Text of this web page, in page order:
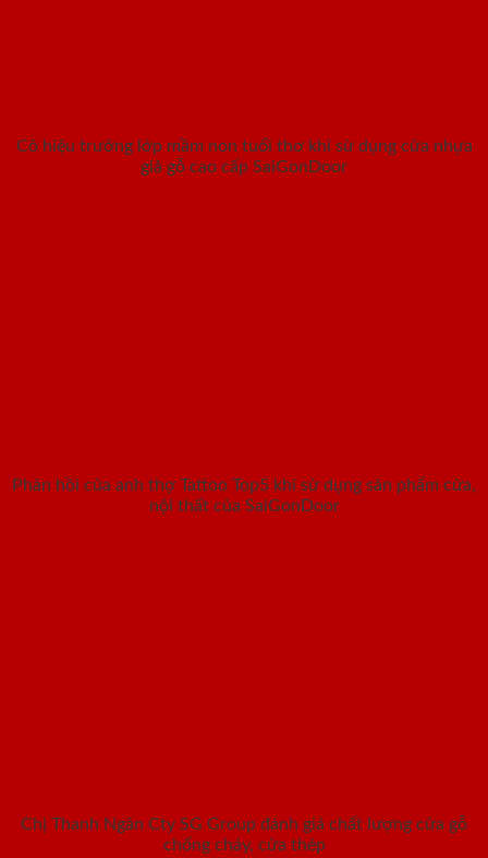
Cô hiệu trưởng lớp mầm non tuổi thơ khi sử dụng cửa nhựa
giả gỗ cao cấp SaiGonDoor
Phản hồi của anh thợ Tattoo Top5 khi sử dụng sản phẩm cửa,
nội thất của SaiGonDoor
Chị Thanh Ngân Cty SG Group đánh giá chất lượng cửa gỗ
chống cháy, cửa thép